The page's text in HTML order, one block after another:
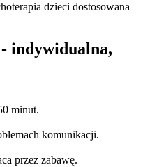
dzieci dostosowana
indywidualna,
minut.
komunikacji.
przez zabawę.